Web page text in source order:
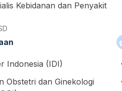
Kebidanan dan Penyakit
Indonesia (IDI)
Obstetri dan Ginekologi